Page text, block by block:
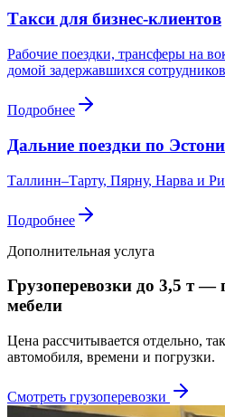
Такси для бизнес-клиентов
Рабочие поездки, трансферы на
домой задержавшихся
Подробнее
Дальние поездки по
Таллинн–Тарту, Пярну, Нарва и
Подробнее
Дополнительная услуга
Грузоперевозки до 3,5 т —
мебели
Цена рассчитывается отдельно,
автомобиля, времени и погрузки.
Смотреть грузоперевозки